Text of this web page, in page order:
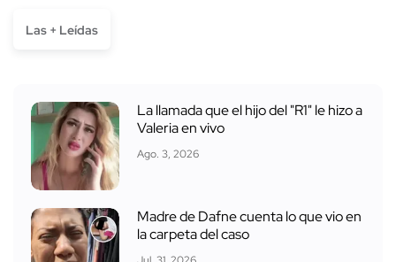
Las + Leídas
La llamada que el hijo del "R1" le hizo a
Valeria en vivo
Ago. 3, 2026
Madre de Dafne cuenta lo que vio en
la carpeta del caso